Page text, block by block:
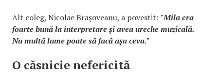
Alt coleg, Nicolae Brașoveanu, a povestit: "Mila era
foarte bună la interpretare și avea ureche muzicală.
Nu multă lume poate să facă așa ceva."
O căsnicie nefericită